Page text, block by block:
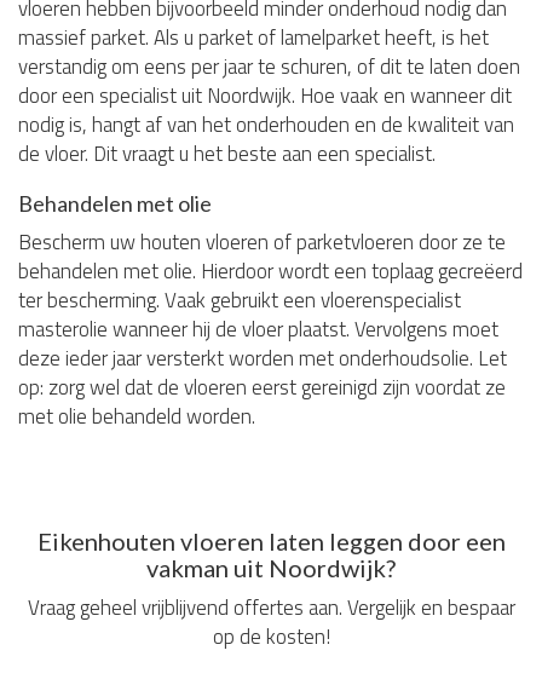
vloeren hebben bijvoorbeeld minder onderhoud nodig dan
massief parket. Als u parket of lamelparket heeft, is het
verstandig om eens per jaar te schuren, of dit te laten doen
door een specialist uit Noordwijk. Hoe vaak en wanneer dit
nodig is, hangt af van het onderhouden en de kwaliteit van
de vloer. Dit vraagt u het beste aan een specialist.
Behandelen met olie
Bescherm uw houten vloeren of parketvloeren door ze te
behandelen met olie. Hierdoor wordt een toplaag gecreëerd
ter bescherming. Vaak gebruikt een vloerenspecialist
masterolie wanneer hij de vloer plaatst. Vervolgens moet
deze ieder jaar versterkt worden met onderhoudsolie. Let
op: zorg wel dat de vloeren eerst gereinigd zijn voordat ze
met olie behandeld worden.
Eikenhouten vloeren laten leggen door een
vakman uit Noordwijk?
Vraag geheel vrijblijvend offertes aan. Vergelijk en bespaar
op de kosten!